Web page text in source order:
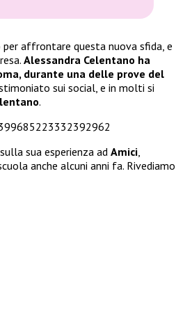
per affrontare questa nuova sfida, e
Alessandra Celentano ha
durante una delle prove del
sui social, e in molti si
.
sua esperienza ad Amici,
anche alcuni anni fa. Rivediamo